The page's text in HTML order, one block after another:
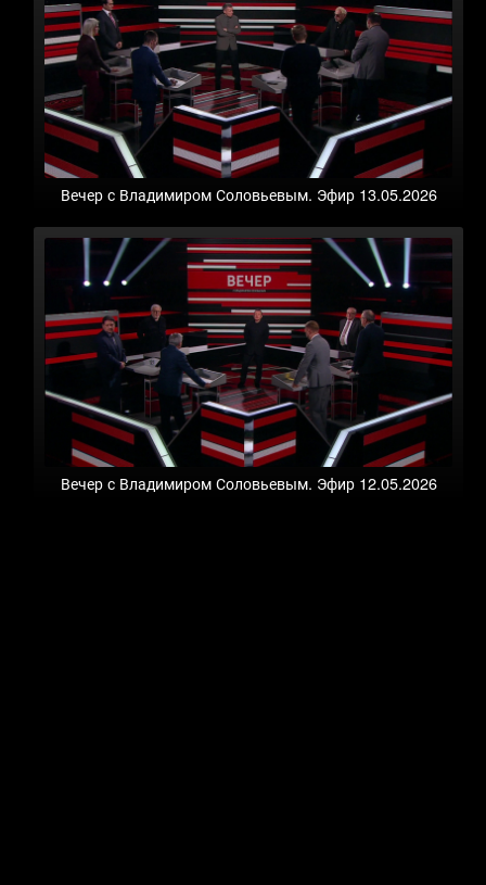
Вечер с Владимиром Соловьевым. Эфир 13.05.2026
Вечер с Владимиром Соловьевым. Эфир 12.05.2026